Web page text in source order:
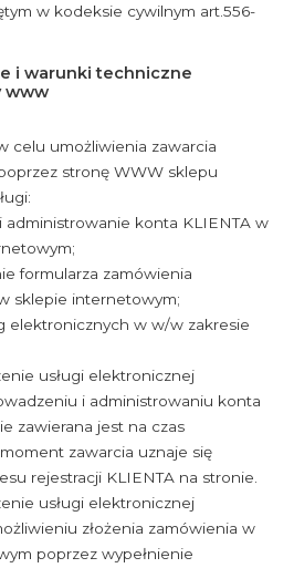
w kodeksie cywilnym art.556-
i warunki techniczne
www
celu umożliwienia zawarcia
stronę WWW sklepu
administrowanie konta KLIENTA w
formularza zamówienia
sklepie internetowym;
elektronicznych w w/w zakresie
usługi elektronicznej
i administrowaniu konta
zawierana jest na czas
zawarcia uznaje się
rejestracji KLIENTA na stronie.
usługi elektronicznej
złożenia zamówienia w
poprzez wypełnienie